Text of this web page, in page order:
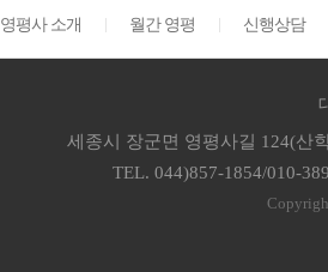
영평사 소개 월간 영평 신행상담
세종시 장군면 영평사길 124(산
TEL. 044)857-1854/010-